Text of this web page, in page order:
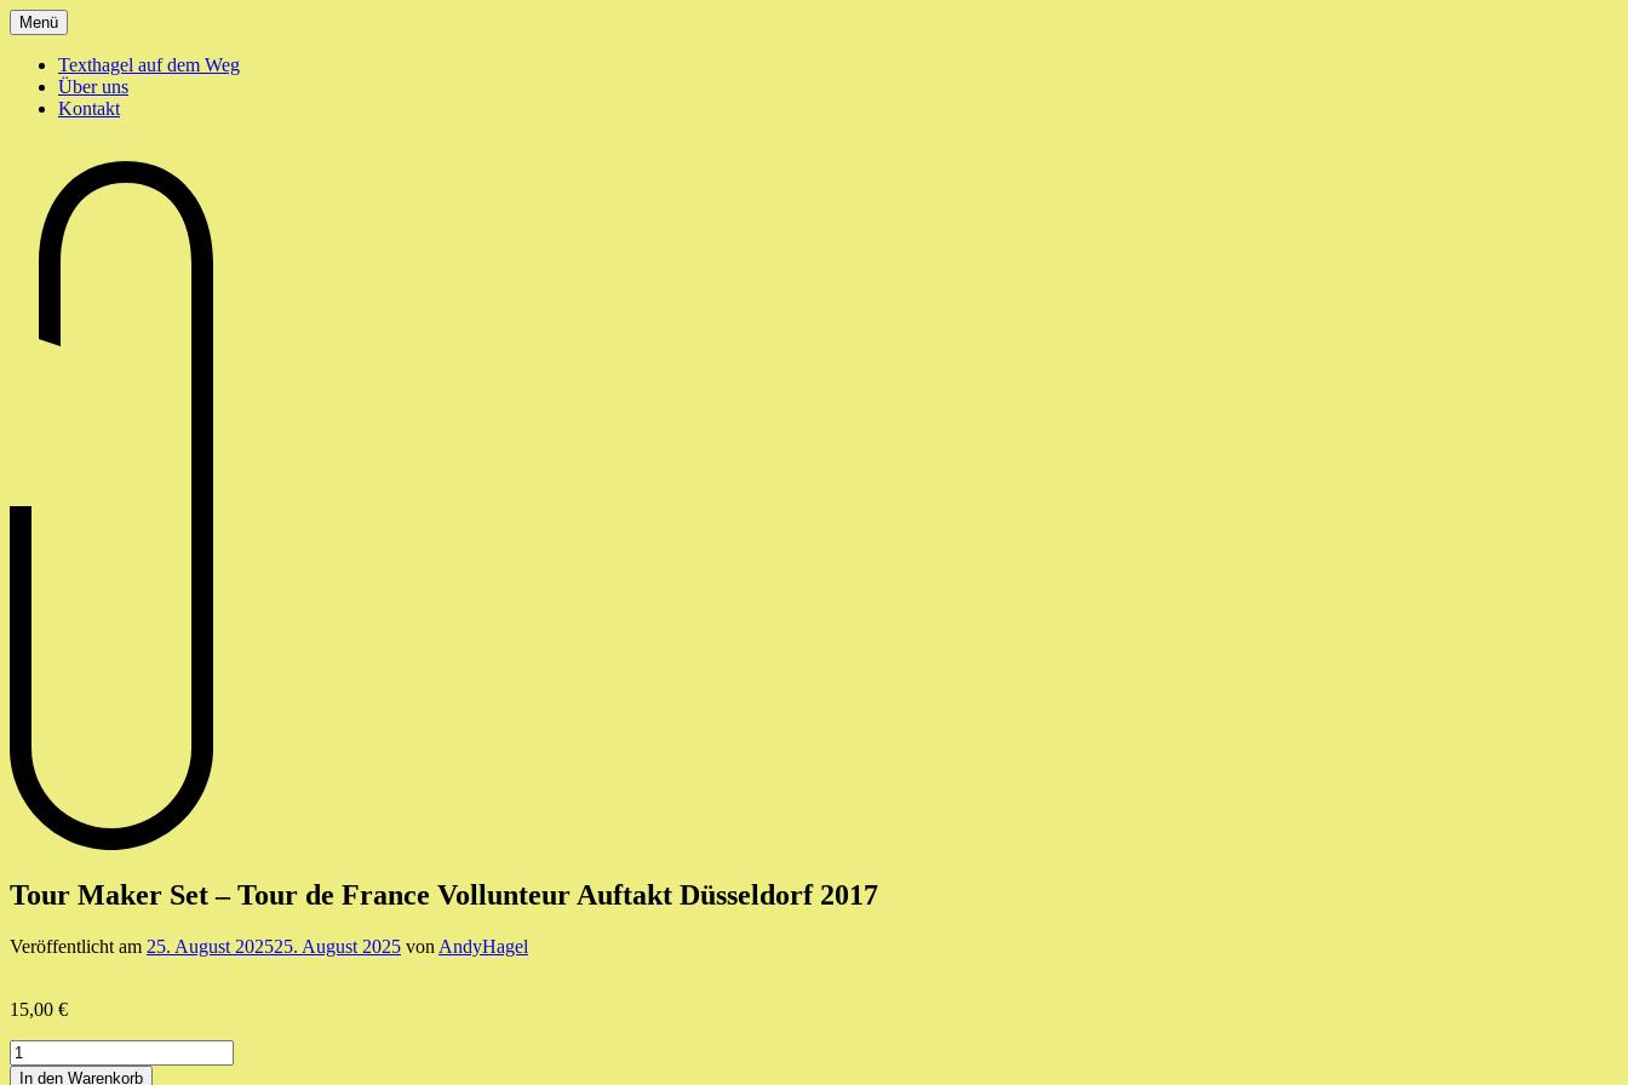
Zum
Inhalt
springen
Menü
Texthagel auf dem Weg
Über uns
Kontakt
texthagel.de
Tour Maker Set – Tour de France Vollunteur Auftakt Düsseldorf 2017
Veröffentlicht am 25. August 202525. August 2025 von AndyHagel
15,00 €
Tour
Maker
In den Warenkorb